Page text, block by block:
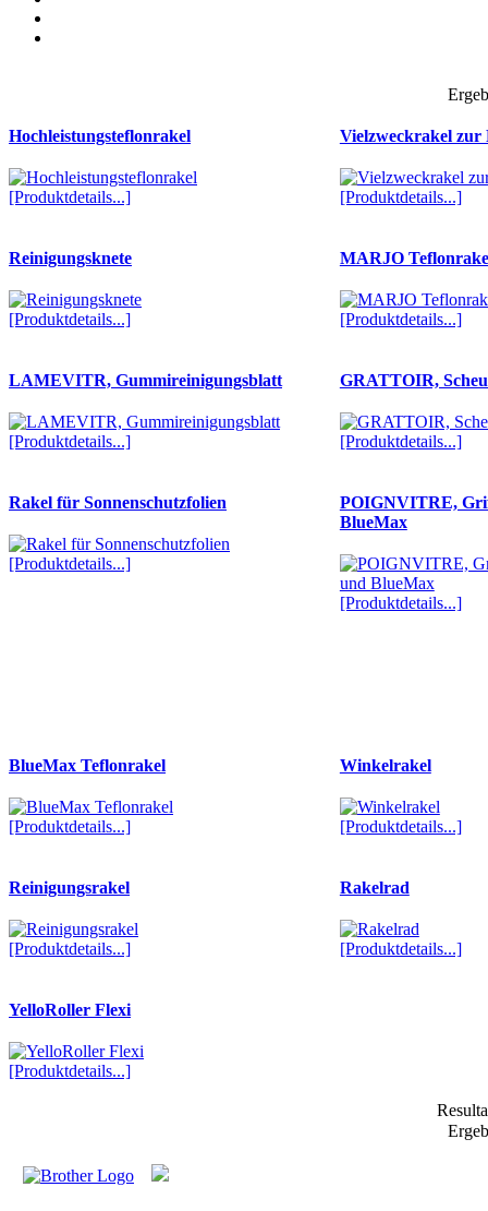
Hochleistungsteflonrakel
[Produktdetails...]
Vielzweckrakel zur
[Produktdetails...]
Reinigungsknete
[Produktdetails...]
MARJO
[Produktdetails...]
LAMEVITR, Gummireinigungsblatt
[Produktdetails...]
GRATTOIR,
[Produktdetails...]
Rakel für Sonnenschutzfolien
[Produktdetails...]
POIGNVITRE,
BlueMax
[Produktdetails...]
BlueMax Teflonrakel
[Produktdetails...]
Winkelrakel
[Produktdetails...]
Reinigungsrakel
[Produktdetails...]
Rakelrad
[Produktdetails...]
YelloRoller Flexi
[Produktdetails...]